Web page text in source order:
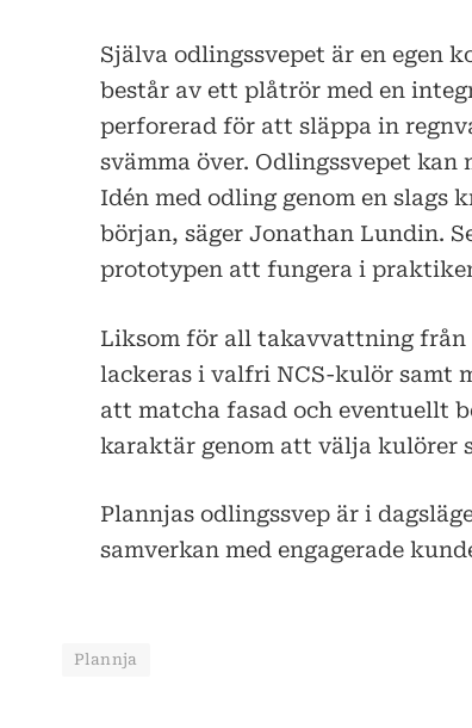
Själva odlingssvepet är en egen
består av ett plåtrör med en
perforerad för att släppa in
svämma över. Odlingssvepet
Idén med odling genom en
början, säger Jonathan Lundin.
prototypen att fungera i
Liksom för all takavvattning från
lackeras i valfri NCS-kulör samt
att matcha fasad och eventuellt
karaktär genom att välja kulörer
Plannjas odlingssvep är i
samverkan med engagerade
Plannja